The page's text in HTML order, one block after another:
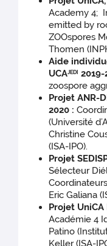
Academy 4;
emitted by
ZOOspores
Thomen
Aide
UCAJEDI 2019-
zoospore
Projet ANR-
2020 :
(Université
Christine
(ISA-IPO).
Projet
Sélecteur
Eric Galiana
Projet UniCA
Académie 4
Patino
Keller (ISA-